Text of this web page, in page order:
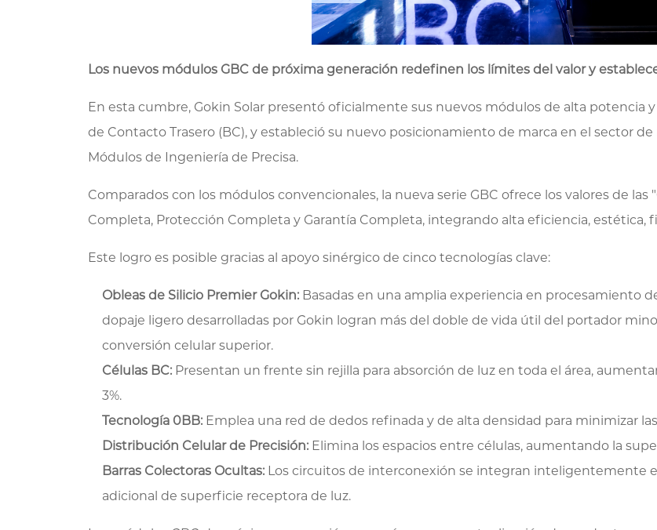
Los nuevos módulos GBC de próxima generación redefinen los límites del valor y
En esta cumbre, Gokin Solar presentó oficialmente sus nuevos módulos de alta potencia
de Contacto Trasero (BC), y estableció su nuevo posicionamiento de marca en el sector
Módulos de Ingeniería de Precisa.
Comparados con los módulos convencionales, la nueva serie GBC ofrece los valores de
Completa, Protección Completa y Garantía Completa, integrando alta eficiencia, estética,
Este logro es posible gracias al apoyo sinérgico de cinco tecnologías clave:
Obleas de Silicio Premier Gokin: Basadas en una amplia experiencia en procesamiento
dopaje ligero desarrolladas por Gokin logran más del doble de vida útil del portador
conversión celular superior.
Células BC: Presentan un frente sin rejilla para absorción de luz en toda el área,
3%.
Tecnología 0BB: Emplea una red de dedos refinada y de alta densidad para minimizar
Distribución Celular de Precisión: Elimina los espacios entre células, aumentando la
Barras Colectoras Ocultas: Los circuitos de interconexión se integran inteligentemente
adicional de superficie receptora de luz.